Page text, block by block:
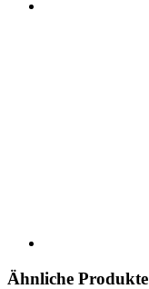
Ähnliche Produkte